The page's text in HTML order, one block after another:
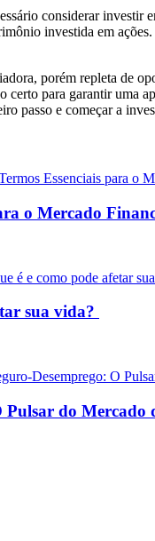
considerar investir
investida em
porém repleta de
para garantir uma
passo e começar a
o Mercado
sua vida?
Pulsar do Mercado